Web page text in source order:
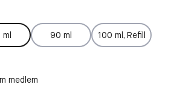
ml 90 ml
100 ml, Refill
medlem